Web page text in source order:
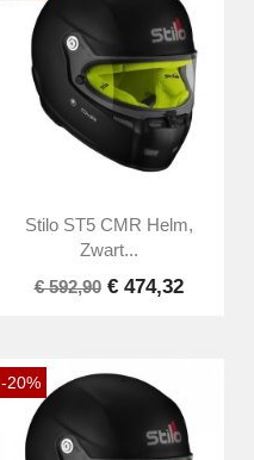
Stilo ST5 CMR Helm,
Zwart...
€ 592,90 € 474,32
-20%